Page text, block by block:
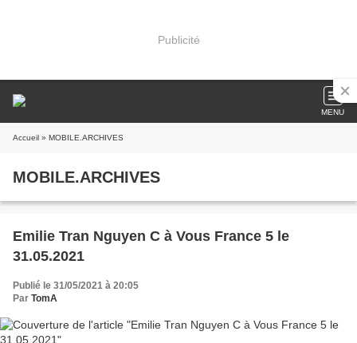
Publicité
MENU
Accueil » MOBILE.ARCHIVES
MOBILE.ARCHIVES
Emilie Tran Nguyen C à Vous France 5 le
31.05.2021
Publié le 31/05/2021 à 20:05
Par TomA